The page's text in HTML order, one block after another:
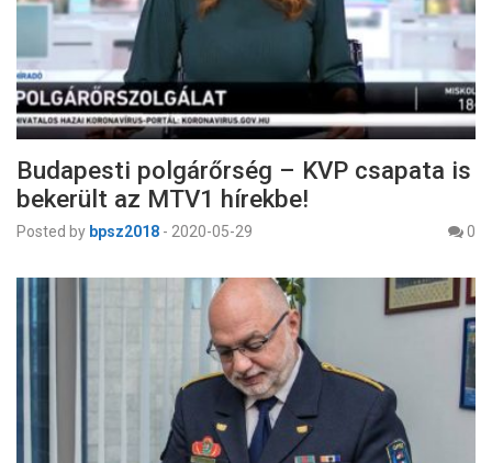
Budapesti polgárőrség – KVP csapata is
bekerült az MTV1 hírekbe!
Posted by bpsz2018 - 2020-05-29 0